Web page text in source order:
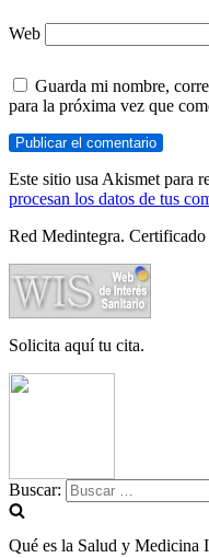
Web
Guarda mi nombre,
para la próxima vez que
Este sitio usa Akismet para
procesan los datos de tus
Red Medintegra. Certificado
Solicita aquí tu cita.
Buscar:
Qué es la Salud y Medicina